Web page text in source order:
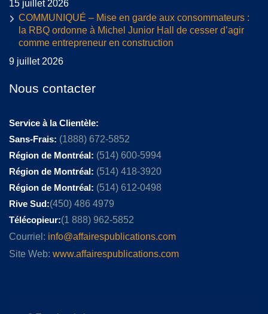
15 juillet 2026
COMMUNIQUÉ – Mise en garde aux consommateurs :
la RBQ ordonne à Michel Junior Hall de cesser d’agir
comme entrepreneur en construction
9 juillet 2026
Nous contacter
Service à la Clientèle:
Sans-Frais: (1888) 672-5852
Région de Montréal: (514) 600-5994
Région de Montréal: (514) 418-3920
Région de Montréal: (514) 612-0498
Rive Sud:(450) 486 4979
Télécopieur:(1 888) 962-5852
Courriel: info@affairespublications.com
Site Web: www.affairespublications.com